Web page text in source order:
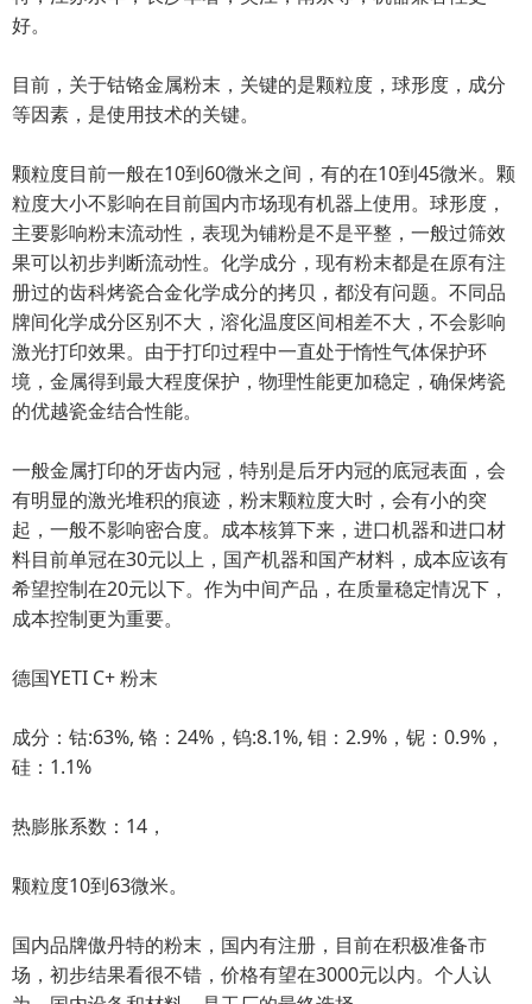
好。
目前，关于钴铬金属粉末，关键的是颗粒度，球形度，成分
等因素，是使用技术的关键。
颗粒度目前一般在10到60微米之间，有的在10到45微米。颗
粒度大小不影响在目前国内市场现有机器上使用。球形度，
主要影响粉末流动性，表现为铺粉是不是平整，一般过筛效
果可以初步判断流动性。化学成分，现有粉末都是在原有注
册过的齿科烤瓷合金化学成分的拷贝，都没有问题。不同品
牌间化学成分区别不大，溶化温度区间相差不大，不会影响
激光打印效果。由于打印过程中一直处于惰性气体保护环
境，金属得到最大程度保护，物理性能更加稳定，确保烤瓷
的优越瓷金结合性能。
一般金属打印的牙齿内冠，特别是后牙内冠的底冠表面，会
有明显的激光堆积的痕迹，粉末颗粒度大时，会有小的突
起，一般不影响密合度。成本核算下来，进口机器和进口材
料目前单冠在30元以上，国产机器和国产材料，成本应该有
希望控制在20元以下。作为中间产品，在质量稳定情况下，
成本控制更为重要。
德国YETI C+ 粉末
成分：钴:63%, 铬：24%，钨:8.1%, 钼：2.9%，铌：0.9%，
硅：1.1%
热膨胀系数：14，
颗粒度10到63微米。
国内品牌傲丹特的粉末，国内有注册，目前在积极准备市
场，初步结果看很不错，价格有望在3000元以内。个人认